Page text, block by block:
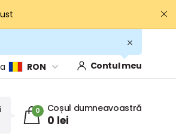
RON Contul meu
0 Coșul dumneavoastră
0 lei